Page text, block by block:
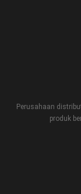
Perusahaan
produk